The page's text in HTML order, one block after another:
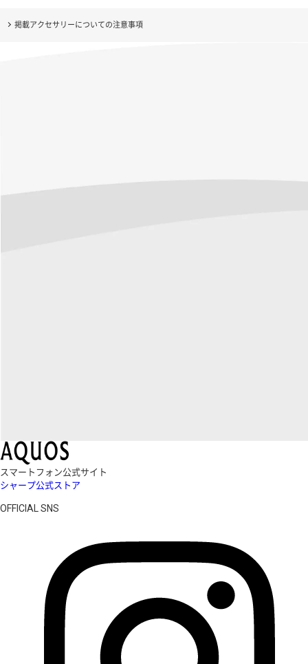
掲載アクセサリーについての注意事項
スマートフォン公式サイト
シャープ公式ストア
OFFICIAL SNS